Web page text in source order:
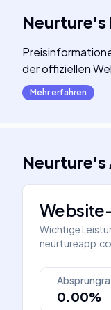
Neurture's
der offiziellen
Mehr erfahren
Neurture's
Wichtige
0.00%